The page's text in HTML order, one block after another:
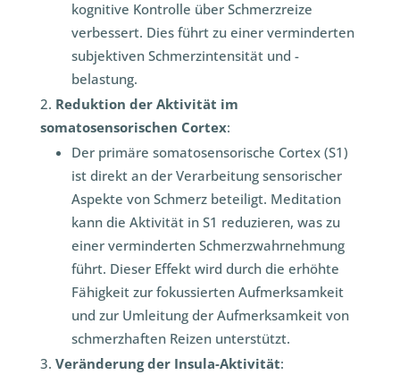
kognitive Kontrolle über Schmerzreize
verbessert. Dies führt zu einer verminderten
subjektiven Schmerzintensität und -
belastung.
Reduktion der Aktivität im
somatosensorischen Cortex:
Der primäre somatosensorische Cortex (S1)
ist direkt an der Verarbeitung sensorischer
Aspekte von Schmerz beteiligt. Meditation
kann die Aktivität in S1 reduzieren, was zu
einer verminderten Schmerzwahrnehmung
führt. Dieser Effekt wird durch die erhöhte
Fähigkeit zur fokussierten Aufmerksamkeit
und zur Umleitung der Aufmerksamkeit von
schmerzhaften Reizen unterstützt.
Veränderung der Insula-Aktivität: